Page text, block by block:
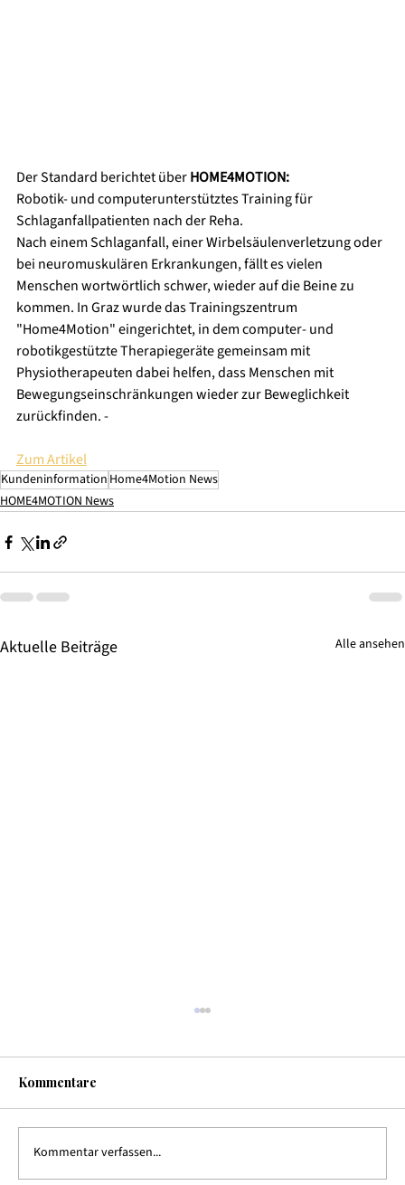
Der Standard berichtet über HOME4MOTION:
Robotik- und computerunterstütztes Training für
Schlaganfallpatienten nach der Reha.
Nach einem Schlaganfall, einer Wirbelsäulenverletzung oder
bei neuromuskulären Erkrankungen, fällt es vielen
Menschen wortwörtlich schwer, wieder auf die Beine zu
kommen. In Graz wurde das Trainingszentrum
"Home4Motion" eingerichtet, in dem computer- und
robotikgestützte Therapiegeräte gemeinsam mit
Physiotherapeuten dabei helfen, dass Menschen mit
Bewegungseinschränkungen wieder zur Beweglichkeit
zurückfinden. -
Zum Artikel
Kundeninformation Home4Motion News
HOME4MOTION News
Aktuelle Beiträge Alle ansehen
Kommentare
Kommentar verfassen...